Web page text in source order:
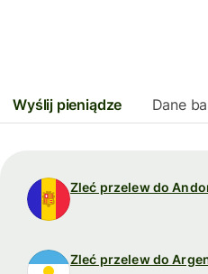
Wyślij pieniądze Dane
Zleć przelew do
Zleć przelew do